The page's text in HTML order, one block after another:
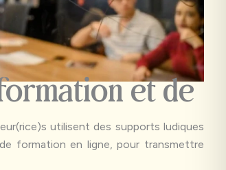
et de
utilisent des supports ludiques
formation en ligne, pour transmettre